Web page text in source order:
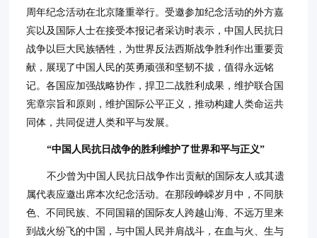
周年纪念活动在北京隆重举行。受邀参加纪念活动的外方嘉
宾以及国际人士在接受本报记者采访时表示，中国人民抗日
战争以巨大民族牺牲，为世界反法西斯战争胜利作出重要贡
献，展现了中国人民的英勇顽强和坚韧不拔，值得永远铭
记。各国应加强战略协作，捍卫二战胜利成果，维护联合国
宪章宗旨和原则，维护国际公平正义，推动构建人类命运共
同体，共同促进人类和平与发展。
“中国人民抗日战争的胜利维护了世界和平与正义”
不少曾为中国人民抗日战争作出贡献的国际友人或其遗
属代表应邀出席本次纪念活动。在那段峥嵘岁月中，不同肤
色、不同民族、不同国籍的国际友人跨越山海、不远万里来
到战火纷飞的中国，与中国人民并肩战斗，在血与火、生与